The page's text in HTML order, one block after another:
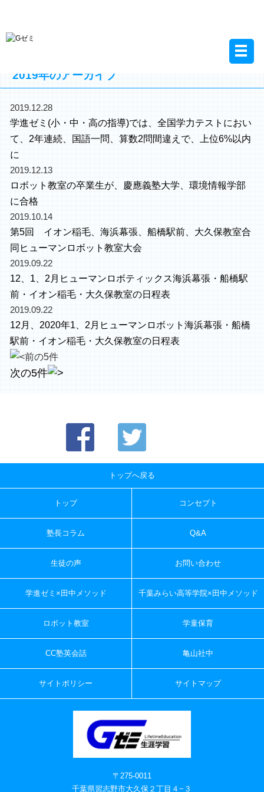
2019年のアーカイブ
2019.12.28
学進ゼミ(小・中・高の指導)では、全国学力テストにおい
て、2年連続、国語一問、算数2問間違えで、上位6%以内
に
2019.12.13
ロボット教室の卒業生が、慶應義塾大学、環境情報学部
に合格
2019.10.14
第5回 イオン稲毛、海浜幕張、船橋駅前、大久保教室合
同ヒューマンロボット教室大会
2019.09.22
12、1、2月ヒューマンロボティックス海浜幕張・船橋駅
前・イオン稲毛・大久保教室の日程表
2019.09.22
12月、2020年1、2月ヒューマンロボット海浜幕張・船橋
駅前・イオン稲毛・大久保教室の日程表
前の5件
次の5件
トップへ戻る
トップ コンセプト
塾長コラム Q&A
生徒の声 お問い合わせ
学進ゼミ×田中メソッド 千葉みらい高等学院×田中メソッド
ロボット教室 学童保育
CC塾英会話 亀山社中
サイトポリシー サイトマップ
〒275-0011
千葉県習志野市大久保２丁目４−３